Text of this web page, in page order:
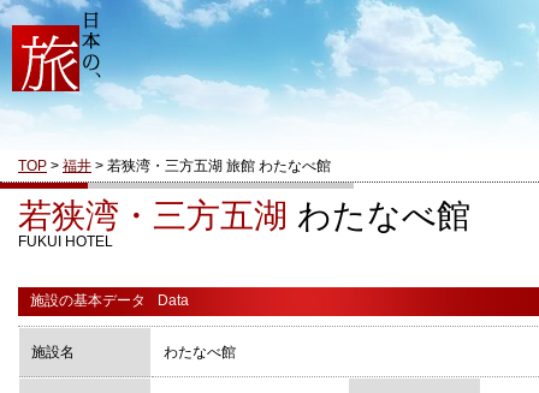
TOP > 福井 > 若狭湾・三方五湖 旅館 わたなべ館
若狭湾・三方五湖 わたなべ館
FUKUI HOTEL
施設の基本データ Data
施設名 わたなべ館